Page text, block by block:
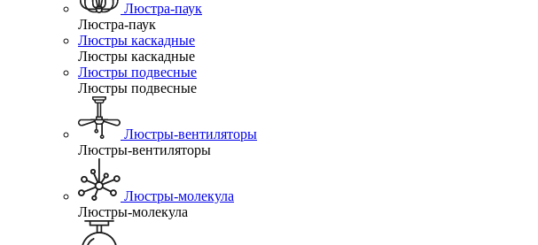
Люстра-паук
Люстра-паук
Люстры каскадные
Люстры каскадные
Люстры подвесные
Люстры подвесные
Люстры-вентиляторы
Люстры-вентиляторы
Люстры-молекула
Люстры-молекула